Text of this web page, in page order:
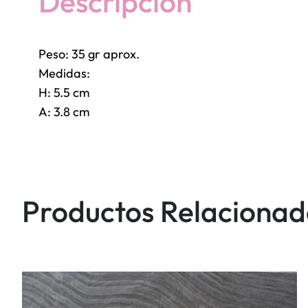
Peso: 35 gr aprox.
Medidas:
H: 5.5 cm
A: 3.8 cm
Productos